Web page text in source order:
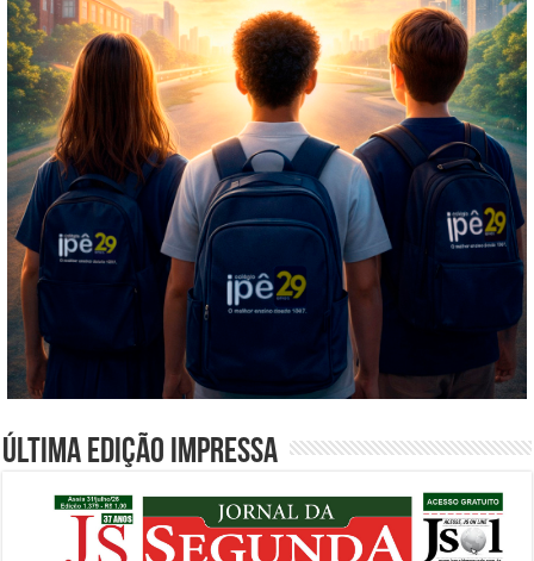
Última edição impressa